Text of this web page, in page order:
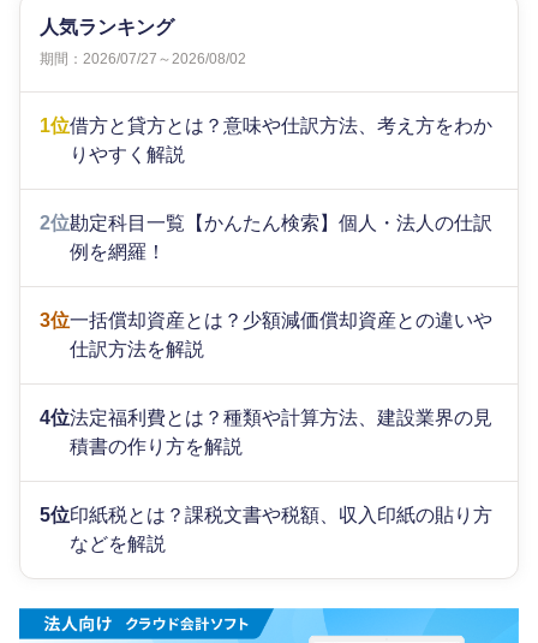
人気ランキング
期間：2026/07/27～2026/08/02
1位借方と貸方とは？意味や仕訳方法、考え方をわか
りやすく解説
2位勘定科目一覧【かんたん検索】個人・法人の仕訳
例を網羅！
3位一括償却資産とは？少額減価償却資産との違いや
仕訳方法を解説
4位法定福利費とは？種類や計算方法、建設業界の見
積書の作り方を解説
5位印紙税とは？課税文書や税額、収入印紙の貼り方
などを解説